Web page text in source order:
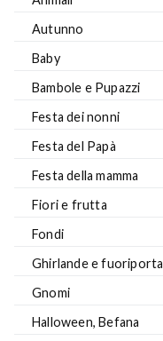
Autunno
Baby
Bambole e Pupazzi
Festa dei nonni
Festa del Papà
Festa della mamma
Fiori e frutta
Fondi
Ghirlande e fuoriporta
Gnomi
Halloween, Befana